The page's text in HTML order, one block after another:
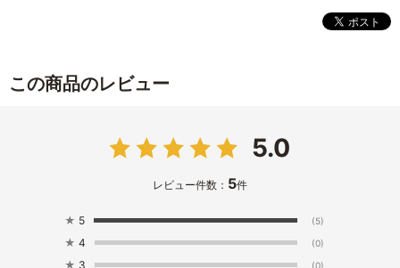
この商品のレビュー
5.0
レビュー件数： 5件
★ 5 (5)
★ 4 (0)
★ 3 (0)